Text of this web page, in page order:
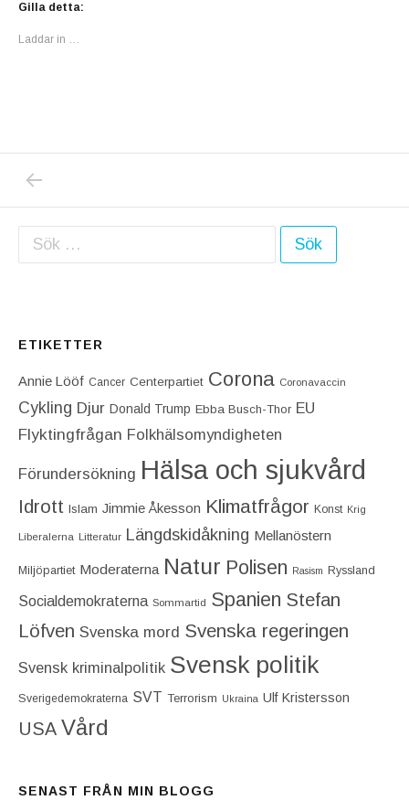
Gilla detta:
Laddar in …
Inläggsnavigering
Sök efter:
ETIKETTER
Annie Lööf Cancer Centerpartiet‎ Corona Coronavaccin
Cykling Djur Donald Trump Ebba Busch-Thor EU
Flyktingfrågan Folkhälsomyndigheten
Förundersökning Hälsa och sjukvård
Idrott Islam Jimmie Åkesson Klimatfrågor Konst Krig
Liberalerna Litteratur Längdskidåkning Mellanöstern
Miljöpartiet Moderaterna Natur Polisen Rasism Ryssland
Socialdemokraterna Sommartid Spanien Stefan
Löfven Svenska mord Svenska regeringen
Svensk kriminalpolitik Svensk politik
Sverigedemokraterna SVT Terrorism Ukraina Ulf Kristersson
USA Vård
SENAST FRÅN MIN BLOGG